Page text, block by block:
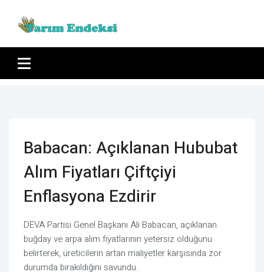
Babacan: Açıklanan Hububat
Alım Fiyatları Çiftçiyi
Enflasyona Ezdirir
DEVA Partisi Genel Başkanı Ali Babacan, açıklanan
buğday ve arpa alım fiyatlarının yetersiz olduğunu
belirterek, üreticilerin artan maliyetler karşısında zor
durumda bırakıldığını savundu.